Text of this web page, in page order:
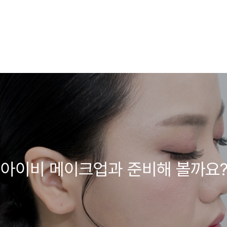
이비 메이크업과 준비해 볼까요